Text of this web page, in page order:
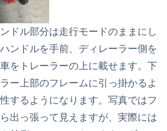
ドル部分は走行モードのままにし
ンドルを手前、ディレーラー側を
をトレーラーの上に載せます。下
ー上部のフレームに引っ掛かるよ
するようになります。写真ではフ
出っ張って見えますが、実際には